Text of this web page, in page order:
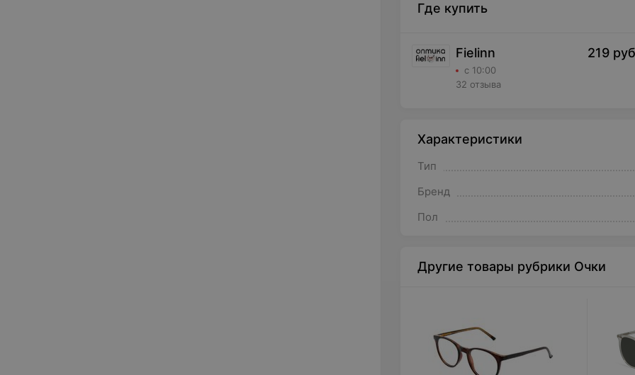
Где купить
Fielinn
с 10:00
32 отзыва
219
Характеристики
Тип
Бренд
Пол
Другие товары рубрики Очки